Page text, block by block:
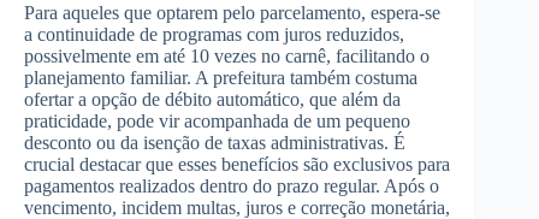
Para aqueles que optarem pelo parcelamento, espera-se
a continuidade de programas com juros reduzidos,
possivelmente em até 10 vezes no carnê, facilitando o
planejamento familiar. A prefeitura também costuma
ofertar a opção de débito automático, que além da
praticidade, pode vir acompanhada de um pequeno
desconto ou da isenção de taxas administrativas. É
crucial destacar que esses benefícios são exclusivos para
pagamentos realizados dentro do prazo regular. Após o
vencimento, incidem multas, juros e correção monetária,